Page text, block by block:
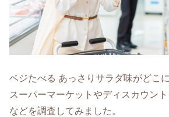
ベジたべる あっさりサラダ味がどこ
スーパーマーケットやディスカウン
などを調査してみました。